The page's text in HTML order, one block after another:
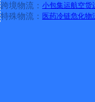
跨境物流： 小包集运航空货
特殊物流： 医药冷链危化物